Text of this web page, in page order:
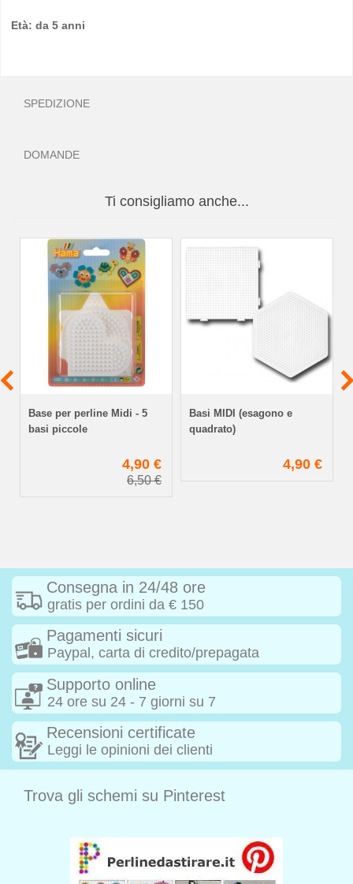
Età: da 5 anni
SPEDIZIONE
DOMANDE
Ti consigliamo anche...
Base per perline Midi - 5
basi piccole
4,90 €
6,50 €
Basi MIDI (esagono e
quadrato)
4,90 €
Consegna in 24/48 ore
gratis per ordini da € 150
Pagamenti sicuri
Paypal, carta di credito/prepagata
Supporto online
24 ore su 24 - 7 giorni su 7
Recensioni certificate
Leggi le opinioni dei clienti
Trova gli schemi su Pinterest